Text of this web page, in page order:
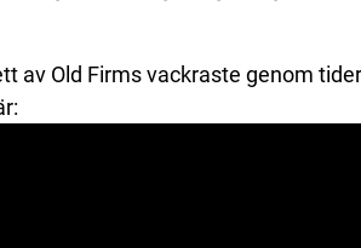
av Old Firms vackraste genom